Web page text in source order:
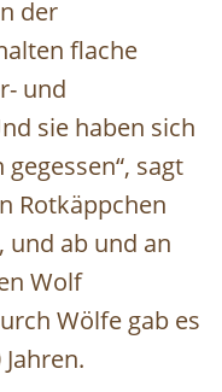
der
flache
und
sie haben sich
sagt
Rotkäppchen
ab und an
Wolf
Wölfe gab es